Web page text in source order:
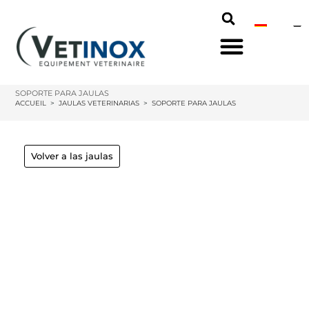
SOPORTE PARA JAULAS
ACCUEIL > JAULAS VETERINARIAS > SOPORTE PARA JAULAS
Volver a las jaulas